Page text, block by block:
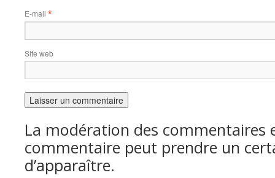
E-mail *
Site web
La modération des commentaires
commentaire peut prendre un
d’apparaître.